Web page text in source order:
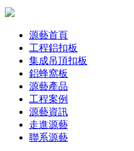
源藝首頁
工程鋁扣板
集成吊頂扣板
鋁蜂窩板
源藝產品
工程案例
源藝資訊
走進源藝
聯系源藝